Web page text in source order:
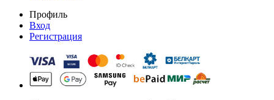
Профиль
Вход
Регистрация